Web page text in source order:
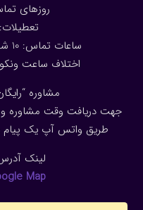
روزهای
ساعات تماس: 10 شب تا 5 صبح به وقت ایران
اختلاف ساعت ونکوور
مشاوره
جهت دریافت وقت مشاوره و
طریق واتس آپ یک پیام
لینک
Map